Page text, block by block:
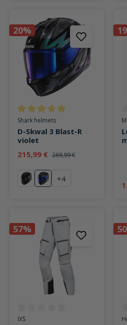
20%
Durchschnittliche Bewertung von 5
Shark helmets
D-Skwal 3 Blast-R
violet
215,99 € 269,99 €
Blast-R mattschwarz
Blast-R pink
+4
57%
Durchschnittliche Bewertung von 0
IXS